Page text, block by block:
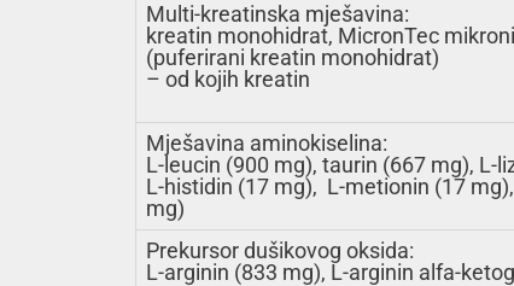
Multi-kreatinska mješavina:
kreatin monohidrat, MicronTec
(puferirani kreatin monohidrat)
– od kojih kreatin
Mješavina aminokiselina:
L-leucin (900 mg), taurin (667 mg), L-
L-histidin (17 mg), L-metionin (17
mg)
Prekursor dušikovog oksida:
L-arginin (833 mg), L-arginin alfa-